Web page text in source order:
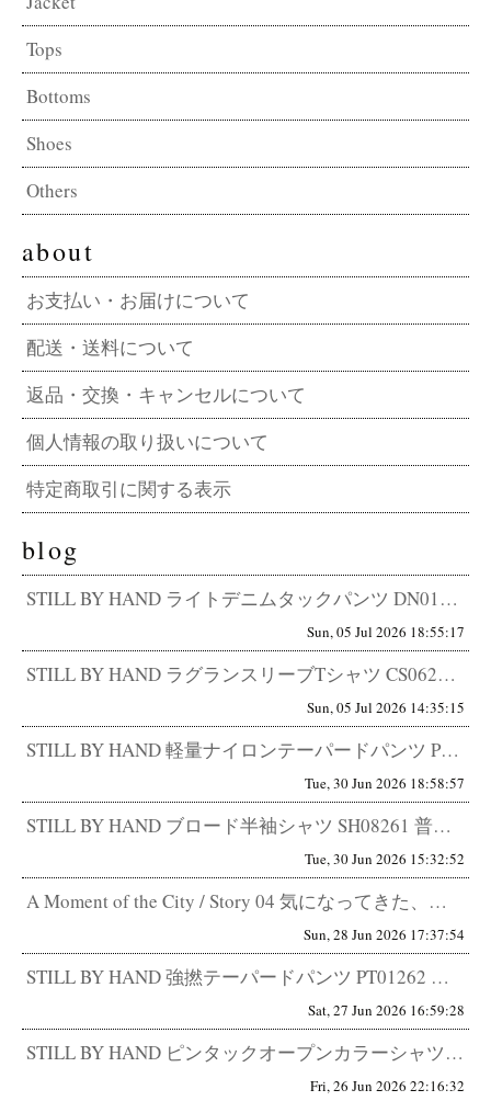
Tops
Bottoms
Shoes
Others
about
お支払い・お届けについて
配送・送料について
返品・交換・キャンセルについて
個人情報の取り扱いについて
特定商取引に関する表示
blog
STILL BY HAND ライトデニムタックパンツ DN01262 その軽さ、デニムの常識外。5.5オンスで迎える、真...
Sun, 05 Jul 2026 18:55:17
STILL BY HAND ラグランスリーブTシャツ CS06262 感じ取れますか？細部に宿る、卓越したセンスを。 T...
Sun, 05 Jul 2026 14:35:15
STILL BY HAND 軽量ナイロンテーパードパンツ PT04262 快適さと品の両立。 STILL BY HAND...
Tue, 30 Jun 2026 18:58:57
STILL BY HAND ブロード半袖シャツ SH08261 普通ではない、普通。デザインを気付かせないデザイン。 こ...
Tue, 30 Jun 2026 15:32:52
A Moment of the City / Story 04 気になってきた、アメカジ。 中野区在住 34歳 会社員 ...
Sun, 28 Jun 2026 17:37:54
STILL BY HAND 強撚テーパードパンツ PT01262 きちんと見せるためではない。 格好良く見せるためのスラ...
Sat, 27 Jun 2026 16:59:28
STILL BY HAND ピンタックオープンカラーシャツ SH07261 普通に見えてしまうほど、作り込まれている。 ...
Fri, 26 Jun 2026 22:16:32